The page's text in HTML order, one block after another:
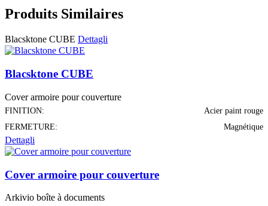
Produits Similaires
Blacsktone CUBE Dettagli
Blacsktone CUBE
Cover armoire pour couverture
FINITION:
Acier paint rouge
FERMETURE:
Magnétique
Dettagli
Cover armoire pour couverture
Arkivio boîte à documents